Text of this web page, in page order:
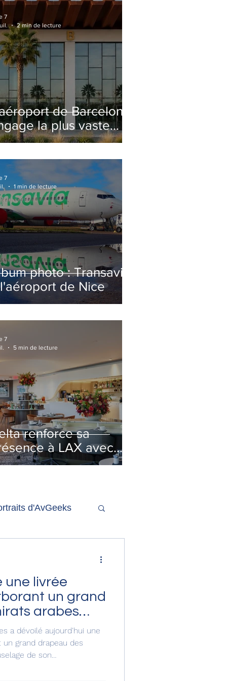
de Barcelone
la plus vaste
de son
7
2 min de lecture
photo : Transavia
de Nice
7
1 min de lecture
renforce sa
à LAX avec
de la
7
5 min de lecture
d'AvGeeks
un grand
arabes
a dévoilé aujourd'hui une
grand drapeau des
de son